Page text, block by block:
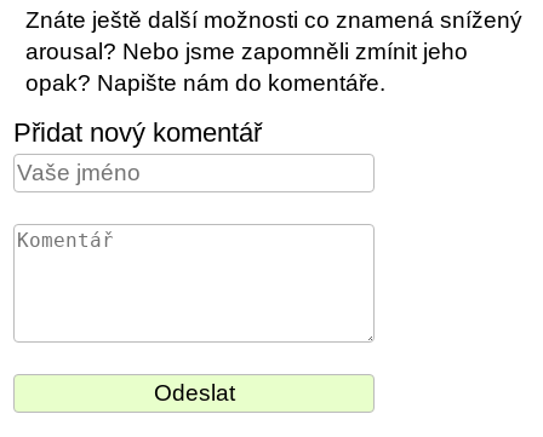
Znáte ještě další možnosti co znamená snížený
arousal? Nebo jsme zapomněli zmínit jeho
opak? Napište nám do komentáře.
Přidat nový komentář